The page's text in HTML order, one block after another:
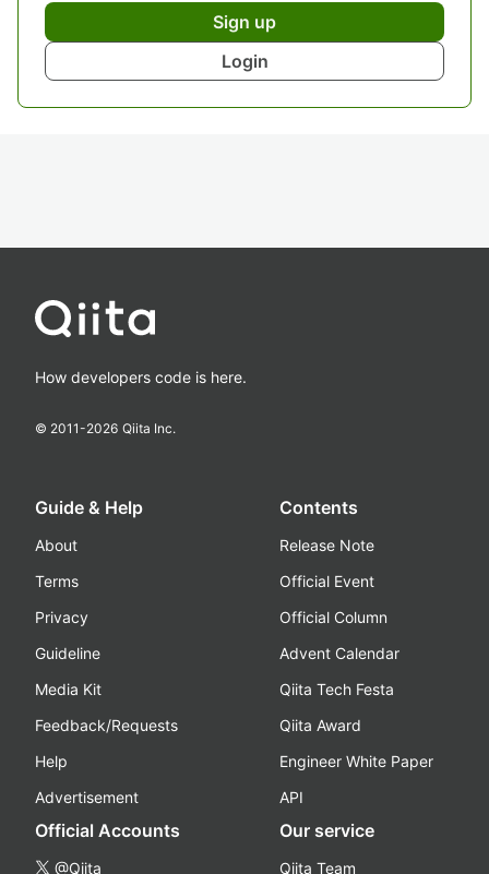
Sign up
Login
How developers code is here.
© 2011-2026 Qiita Inc.
Guide & Help
About
Terms
Privacy
Guideline
Media Kit
Feedback/Requests
Help
Advertisement
Contents
Release Note
Official Event
Official Column
Advent Calendar
Qiita Tech Festa
Qiita Award
Engineer White Paper
API
Official Accounts
@Qiita
Our service
Qiita Team